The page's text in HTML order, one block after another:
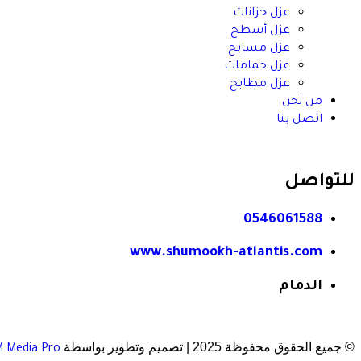
عزل خزانات
عزل أسطح
عزل مسابح
عزل حمامات
عزل مطابخ
من نحن
اتصل بنا
للتواصل
0546061588
www.shumookh-atlantis.com
الدمام
© جميع الحقوق محفوظة 2025 | تصميم وتطوير بواسطة Media Pro